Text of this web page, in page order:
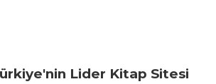
Yorum Yaz Lider Kitap Sitesi